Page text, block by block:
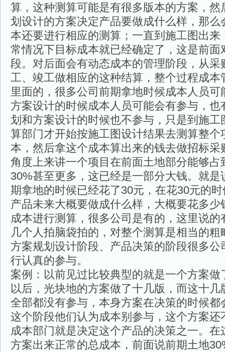
算，这种测算可能是有很多版本的方案，然
划设计的方案决定产品要做成什么样，那么
本还要进行相应的测算；一直到施工图出来
常情况下目标成本就已经确定了，这是前面
段。对后面会有动态成本的管理阶段，从采
工、竣工做相应的这种结算，整个过程成本
里面的，很多公司前期拿地时候成本人员可
方案设计的时候成本人员可能会有参与，也
划和方案设计的时候也不参与，只是到施工
算部门才开始按施工图设计结果去测算整个
本，然后拿这个成本算出来的钱去做招标采
角度上来讲一个项目在前面土地部分能够占
30%甚至更多，这已经是一部分大钱。就
期拿地的时候已经花了30元，在花30元的
产品未来大概要做成什么样，大概要花多
成本进行测算，很多公司是有的，这里说
几个人拍脑袋拍的，对整个测算是相当的
方案规划设计阶段、产品决策的阶段很多公
行认真的参与。
案例：以前见过比较典型的就是一个方案
以后，光块地的方案做了十几版，而这十
全部都没有参与，本身方案在决策的时候都
这个阶段他们认为成本别参与，这个方案还
成本部门就是决定这个产品的决策之一。
方案出来正常的总成本，前面说前期土地